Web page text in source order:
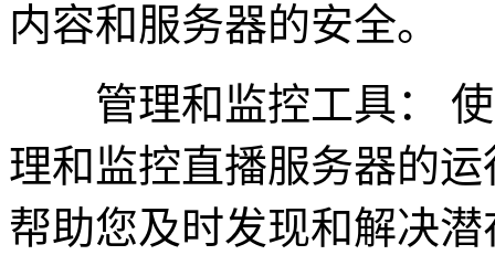
内容和服务器的安全。
管理和监控工具： 使
理和监控直播服务器的
帮助您及时发现和解决